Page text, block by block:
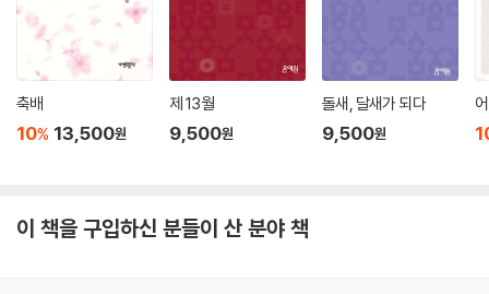
축배
10% 13,500원
제 13월
9,500원
돌새, 달새가 되다
9,500원
이 책을 구입하신 분들이 산 분야 책